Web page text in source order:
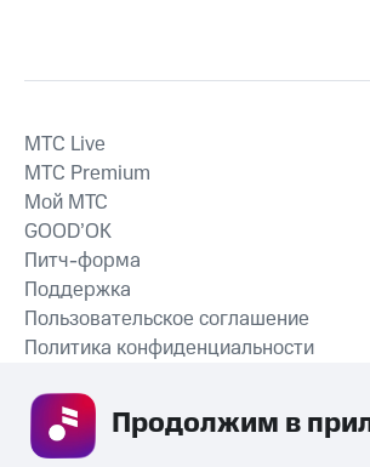
СКАЧАТЬ
MTС Live
MTС Premium
Мой МТС
GOOD’OK
Питч-форма
Поддержка
Пользовательское соглашение
Политика конфиденциальности